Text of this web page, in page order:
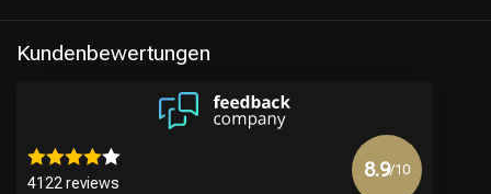
Kundenbewertungen
4122 reviews
8.9/10